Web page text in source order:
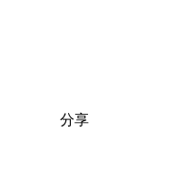
分享